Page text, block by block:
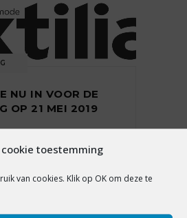
cookie toestemming
van cookies. Klik op OK om deze te
NU IN VOOR DE
OP 21 MEI 2019